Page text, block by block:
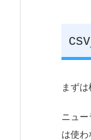
まず
ニュ
は使わ